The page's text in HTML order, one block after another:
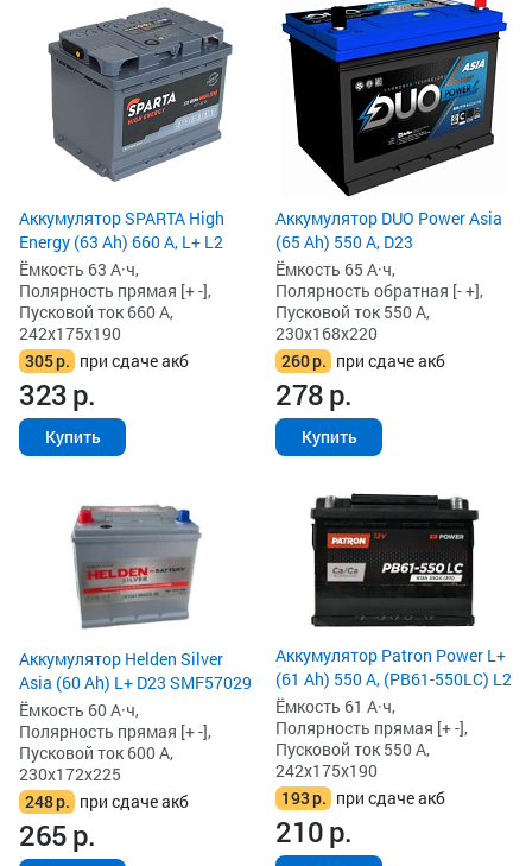
Аккумулятор SPARTA High
Energy (63 Ah) 660 А, L+ L2
Ёмкость 63 А·ч,
Полярность прямая [+ -],
Пусковой ток 660 А,
242x175x190
305р. при сдаче акб
323р.
Купить
Аккумулятор DUO Power Asia
(65 Ah) 550 А, D23
Ёмкость 65 А·ч,
Полярность обратная [- +],
Пусковой ток 550 А,
230x168x220
260р. при сдаче акб
278р.
Купить
Аккумулятор Helden Silver
Asia (60 Ah) L+ D23 SMF57029
Ёмкость 60 А·ч,
Полярность прямая [+ -],
Пусковой ток 600 А,
230x172x225
248р. при сдаче акб
265р.
Аккумулятор Patron Power L+
(61 Ah) 550 А, (PB61-550LC) L2
Ёмкость 61 А·ч,
Полярность прямая [+ -],
Пусковой ток 550 А,
242x175x190
193р. при сдаче акб
210р.